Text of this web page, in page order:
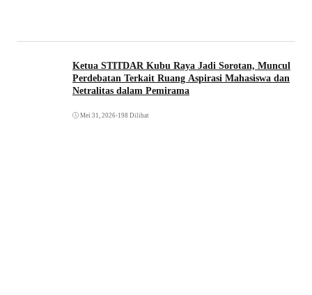
Ketua STITDAR Kubu Raya Jadi Sorotan, Muncul
Perdebatan Terkait Ruang Aspirasi Mahasiswa dan
Netralitas dalam Pemirama
Mei 31, 2026•198 Dilihat